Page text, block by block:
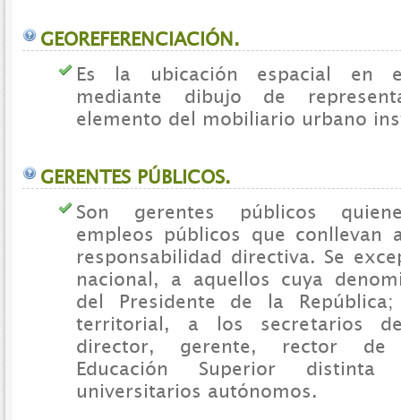
GEOREFERENCIACIÓN.
Es la ubicación espacial en
mediante dibujo de
elemento del mobiliario urbano
GERENTES PÚBLICOS.
Son gerentes públicos
empleos públicos que conllevan
responsabilidad directiva. Se
nacional, a aquellos cuya
del Presidente de la
territorial, a los secretarios
director, gerente, rector de
Educación Superior
universitarios autónomos.